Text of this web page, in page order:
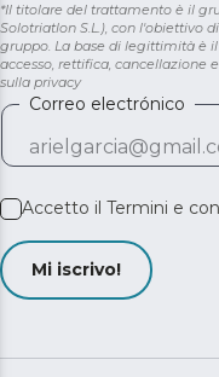
*Il titolare del trattamento è il
Solotriatlon S.L.), con l'obiettivo
gruppo. La base di legittimità è
accesso, rettifica, cancellazione
sulla privacy
Correo electrónico
Accetto il Termini e
Mi iscrivo!